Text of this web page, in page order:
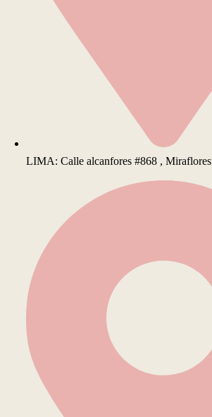
LIMA: Calle alcanfores #868 , Miraflores